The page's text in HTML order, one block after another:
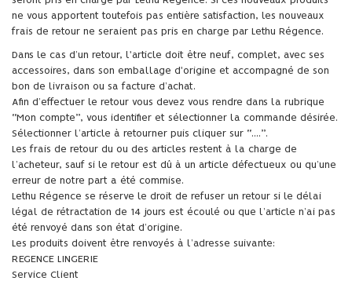
ne vous apportent toutefois pas entière satisfaction, les nouveaux
frais de retour ne seraient pas pris en charge par Lethu Régence.
Dans le cas d’un retour, l'article doit être neuf, complet, avec ses
accessoires, dans son emballage d'origine et accompagné de son
bon de livraison ou sa facture d’achat.
Afin d’effectuer le retour vous devez vous rendre dans la rubrique
“Mon compte”, vous identifier et sélectionner la commande désirée.
Sélectionner l’article à retourner puis cliquer sur “....”.
Les frais de retour du ou des articles restent à la charge de
l’acheteur, sauf si le retour est dû à un article défectueux ou qu’une
erreur de notre part a été commise.
Lethu Régence se réserve le droit de refuser un retour si le délai
légal de rétractation de 14 jours est écoulé ou que l’article n’ai pas
été renvoyé dans son état d’origine.
Les produits doivent être renvoyés à l’adresse suivante:
REGENCE LINGERIE
Service Client